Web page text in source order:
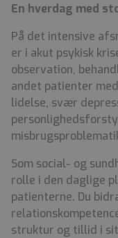
En hverdag med
På det intensive
er i akut psykisk
observation,
andet patienter
lidelse, svær
Som social- og
rolle i den daglige
patienterne. Du
struktur og tillid i